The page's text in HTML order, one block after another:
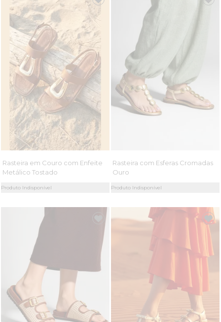
Rasteira em Couro com Enfeite
Metálico Tostado
Produto Indisponível
Rasteira com Esferas Cromadas
Ouro
Produto Indisponível